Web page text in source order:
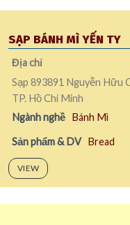
SẠP BÁNH MÌ YẾN TY
Địa chỉ
Sạp 893891 Nguyễn Hữu
TP. Hồ Chí Minh
Ngành nghề Bánh Mì
Sản phẩm & DV Bread
VIEW